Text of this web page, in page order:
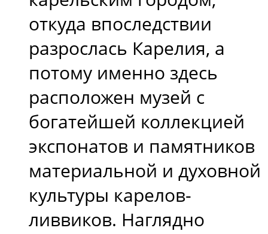
откуда впоследствии
разрослась Карелия, а
потому именно здесь
расположен музей с
богатейшей коллекцией
экспонатов и памятников
материальной и духовной
культуры карелов-
ливвиков. Наглядно